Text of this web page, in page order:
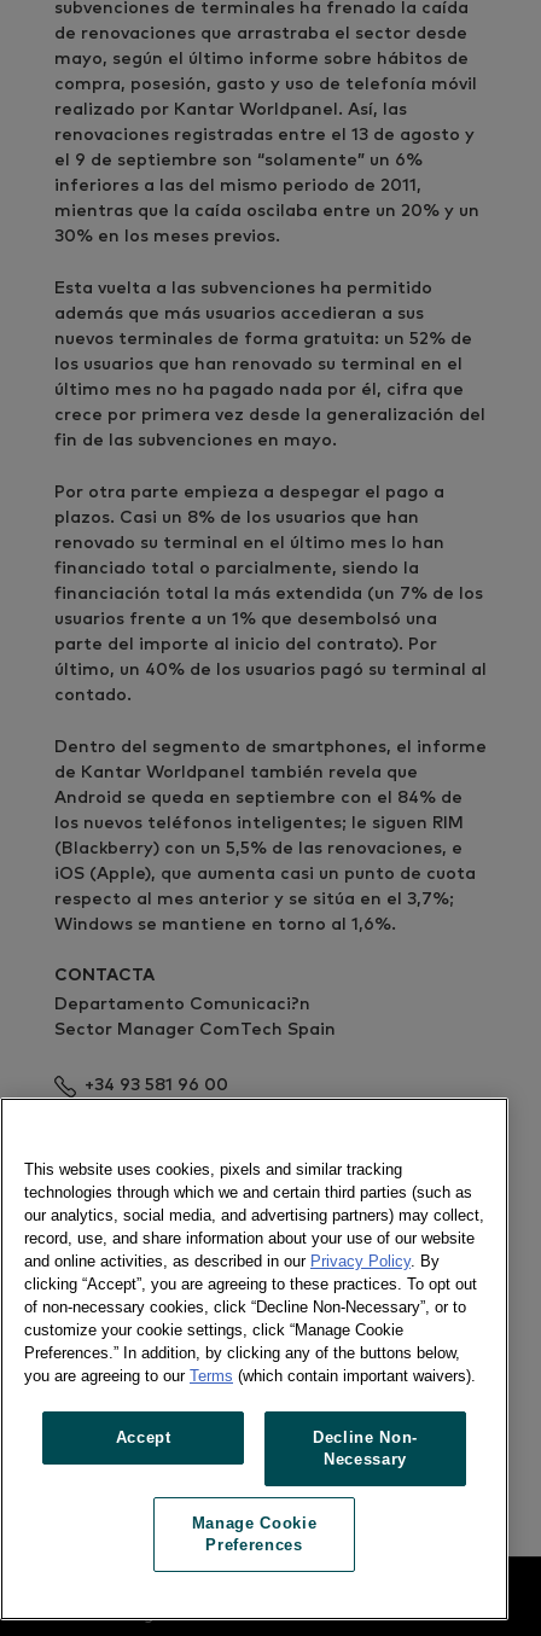
subvenciones de terminales ha frenado la caída
de renovaciones que arrastraba el sector desde
mayo, según el último informe sobre hábitos de
compra, posesión, gasto y uso de telefonía móvil
realizado por Kantar Worldpanel. Así, las
renovaciones registradas entre el 13 de agosto y
el 9 de septiembre son “solamente” un 6%
inferiores a las del mismo periodo de 2011,
mientras que la caída oscilaba entre un 20% y un
30% en los meses previos.
Esta vuelta a las subvenciones ha permitido
además que más usuarios accedieran a sus
nuevos terminales de forma gratuita: un 52% de
los usuarios que han renovado su terminal en el
último mes no ha pagado nada por él, cifra que
crece por primera vez desde la generalización del
fin de las subvenciones en mayo.
Por otra parte empieza a despegar el pago a
plazos. Casi un 8% de los usuarios que han
renovado su terminal en el último mes lo han
financiado total o parcialmente, siendo la
financiación total la más extendida (un 7% de los
usuarios frente a un 1% que desembolsó una
parte del importe al inicio del contrato). Por
último, un 40% de los usuarios pagó su terminal al
contado.
Dentro del segmento de smartphones, el informe
de Kantar Worldpanel también revela que
Android se queda en septiembre con el 84% de
los nuevos teléfonos inteligentes; le siguen RIM
(Blackberry) con un 5,5% de las renovaciones, e
iOS (Apple), que aumenta casi un punto de cuota
respecto al mes anterior y se sitúa en el 3,7%;
Windows se mantiene en torno al 1,6%.
CONTACTA
Departamento Comunicaci?n
Sector Manager ComTech Spain
+34 93 581 96 00
Newsletter global
Social
Newsletter global
Twitter
LinkedIn
Previous article
Manage Cookie Preferences
This website uses cookies, pixels and similar tracking
technologies through which we and certain third parties (such as
our analytics, social media, and advertising partners) may collect,
record, use, and share information about your use of our website
and online activities, as described in our Privacy Policy. By
clicking “Accept”, you are agreeing to these practices. To opt out
of non-necessary cookies, click “Decline Non-Necessary”, or to
customize your cookie settings, click “Manage Cookie
Preferences.” In addition, by clicking any of the buttons below,
you are agreeing to our Terms (which contain important waivers).
Accept
Decline Non-
Necessary
Manage Cookie
Preferences